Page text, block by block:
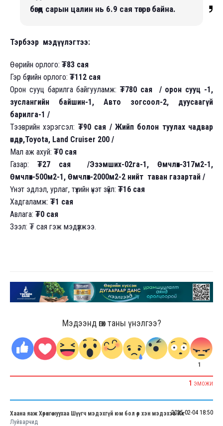
бөгөөд сарын цалин нь 6.9 сая төгрөг байна.
Тэрбээр мэдүүлэгтээ:
Өөрийн орлого: ₮83 сая
Гэр бүлийн орлого: ₮112 сая
Орон сууц барилга байгууламж:₮780 сая
/ орон сууц -1,
зуслангийн байшин-1, Авто зогсоол-2, дуусаагүй
барилга-1 /
Тээврийн хэрэгсэл: ₮90 сая / Жийп болон туулах чадвар
өндөр,Toyota, Land Cruiser 200 /
Мал аж ахуй: ₮0 сая
Газар: ₮27 сая /Эзэмших-02га-1, Өмчлөх-317м2-1,
Өмчлөх-500м2-1, Өмчлөх-2000м2-2 нийт таван газартай /
Үнэт эдлэл, урлаг, түүхийн үнэт зүйл: ₮16 сая
Хадгаламж: ₮1 сая
Авлага: ₮0 сая
Зээл: ₮ сая гэж мэдүүлжээ.
Мэдээнд өгөх таны үнэлгээ?
1
1 ЭМОЖИ
Хаана яаж Хөрөнгөө нуухаа Шүүгч мэдэхгүй юм бол өөр хэн мэдэхэв.Кк2025-02-04 18:50
Луйварчид